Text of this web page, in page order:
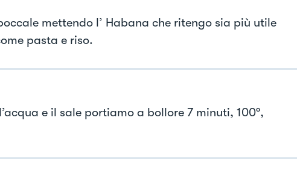
mettendo l’ Habana che ritengo sia più utile
pasta e riso.
e il sale portiamo a bollore 7 minuti, 100°,